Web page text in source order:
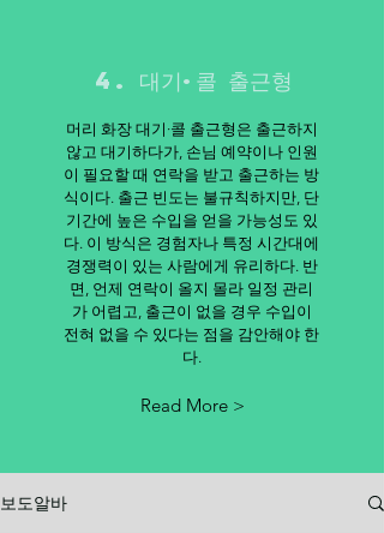
4. 대기·콜 출근형
머리 화장 대기·콜 출근형은 출근하지
않고 대기하다가, 손님 예약이나 인원
이 필요할 때 연락을 받고 출근하는 방
식이다. 출근 빈도는 불규칙하지만, 단
기간에 높은 수입을 얻을 가능성도 있
다. 이 방식은 경험자나 특정 시간대에
경쟁력이 있는 사람에게 유리하다. 반
면, 언제 연락이 올지 몰라 일정 관리
가 어렵고, 출근이 없을 경우 수입이
전혀 없을 수 있다는 점을 감안해야 한
다.
Read More >
보도알바